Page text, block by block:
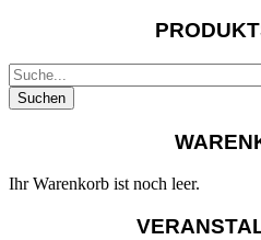
Ihr Warenkorb ist noch leer.